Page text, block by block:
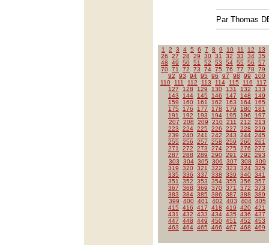
Par Thomas
1 2 3 4 5 6 7 8 9 10 11 12
13
26
27 28 29 30 31 32 33 34 35
48
49 50 51 52 53 54 55 56
57
70 71 72 73 74 75 76 77 78
79
92
93 94 95 96 97 98 99
100
110
111 112 113 114 115 116
117
127
128 129 130 131 132
133
143
144 145 146 147 148
149
159
160 161 162 163 164
165
175
176 177 178 179 180
181
191
192 193 194 195 196
197
207
208 209 210 211 212
213
223
224 225 226 227 228
229
239
240 241 242 243 244 245
255
256 257 258 259 260 261
271
272 273 274 275 276
277
287
288 289 290 291 292
293
303
304 305 306 307 308
309
319
320 321 322 323 324 325
335
336 337 338 339 340 341
351
352 353 354 355 356
357
367
368 369 370 371 372
373
383
384 385 386 387 388
389
399
400 401 402 403 404 405
415
416 417 418 419 420 421
431
432 433 434 435 436
437
447
448 449 450 451 452
453
463
464 465 466 467 468 469